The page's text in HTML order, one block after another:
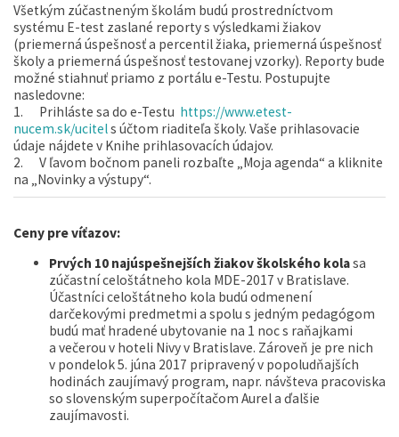
Všetkým zúčastneným školám budú prostredníctvom
systému E-test zaslané reporty s výsledkami žiakov
(priemerná úspešnosť a percentil žiaka, priemerná úspešnosť
školy a priemerná úspešnosť testovanej vzorky). Reporty bude
možné stiahnuť priamo z portálu e-Testu. Postupujte
nasledovne:
1. Prihláste sa do e-Testu https://www.etest-
nucem.sk/ucitels účtom riaditeľa školy. Vaše prihlasovacie
údaje nájdete v Knihe prihlasovacích údajov.
2. V ľavom bočnom paneli rozbaľte „Moja agenda“ a kliknite
na „Novinky a výstupy“.
Ceny pre víťazov:
Prvých 10 najúspešnejších žiakovškolského kolasa
zúčastní celoštátneho kola MDE-2017 v Bratislave.
Účastníci celoštátneho kola budú odmenení
darčekovými predmetmi a spolu s jedným pedagógom
budú mať hradené ubytovanie na 1 noc s raňajkami
a večerou v hoteli Nivy v Bratislave. Zároveň je pre nich
v pondelok 5. júna 2017 pripravený v popoludňajších
hodinách zaujímavý program, napr. návšteva pracoviska
so slovenským superpočítačom Aurel a ďalšie
zaujímavosti.